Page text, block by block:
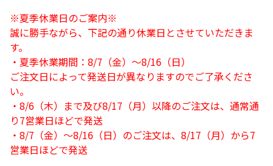
※夏季休業日のご案内※
誠に勝手ながら、下記の通り休業日とさせていただきま
す。
・夏季休業期間：8/7（金）～8/16（日）
ご注文日によって発送日が異なりますのでご了承くださ
い。
・8/6（木）まで及び8/17（月）以降のご注文は、通常通
り7営業日ほどで発送
・8/7（金）～8/16（日）のご注文は、8/17（月）から7
営業日ほどで発送